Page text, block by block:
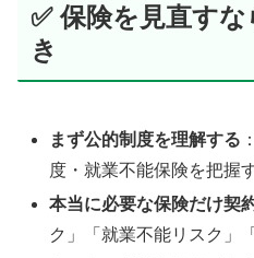
✅ 保険を見直す
き
まず公的制度を理解する
度・就業不能保険を把握
本当に必要な保険だけ契
ク」「就業不能リスク」